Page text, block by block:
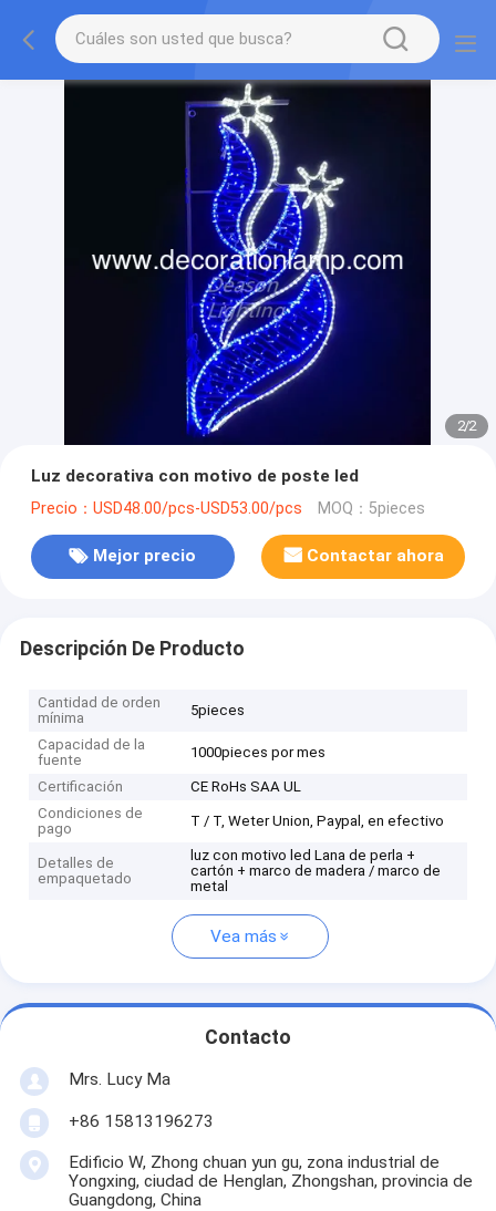
2/2
Luz decorativa con motivo de poste led
Precio：USD48.00/pcs-USD53.00/pcs MOQ：5pieces
Mejor precio Contactar ahora
Descripción De Producto
Cantidad de orden
mínima
5pieces
Capacidad de la
fuente
1000pieces por mes
Certificación
CE RoHs SAA UL
Condiciones de
pago
T / T, Weter Union, Paypal, en efectivo
Detalles de
empaquetado
luz con motivo led Lana de perla +
cartón + marco de madera / marco de
metal
Vea más
Contacto
Mrs. Lucy Ma
+86 15813196273
Edificio W, Zhong chuan yun gu, zona industrial de
Yongxing, ciudad de Henglan, Zhongshan, provincia de
Guangdong, China